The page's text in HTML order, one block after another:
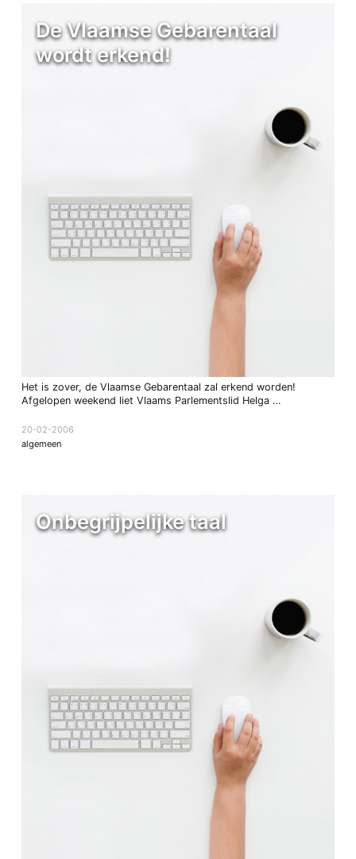
De Vlaamse Gebarentaal
wordt erkend!
Het is zover, de Vlaamse Gebarentaal zal erkend worden!
Afgelopen weekend liet Vlaams Parlementslid Helga …
20-02-2006
algemeen
Onbegrijpelijke taal